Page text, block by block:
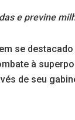
e previne
se
à
de seu